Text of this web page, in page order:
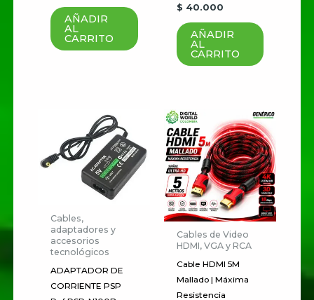
Tu valoración
Correo electrónico*
Guardar mi nombre, correo
electrónico y sitio web en este
navegador para la próxima vez
que haga un comentario.
AÑADIR
AL
CARRITO
$ 40.000
AÑADIR
AL
CARRITO
Cables,
adaptadores y
accesorios
tecnológicos
ADAPTADOR DE
CORRIENTE PSP
Cables de Video
HDMI, VGA y RCA
Cable HDMI 5M
Mallado | Máxima
Resistencia